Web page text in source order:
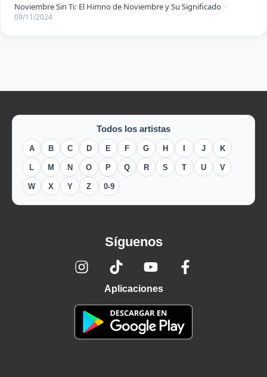
Noviembre Sin Ti: El Himno de Noviembre y Su Significado ·
09/11/2024
Todos los artistas
A B C D E F G H I J K
L M N O P Q R S T U V
W X Y Z 0-9
Síguenos
Aplicaciones